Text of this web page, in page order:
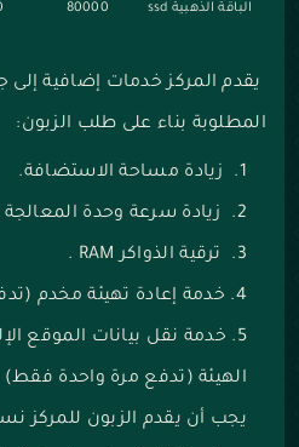
الباقة الذهبية ssd 80000
يقدم المركز خدمات إضافية إلى
المطلوبة بناء على طلب الزبون:
زيادة مساحة الاستضافة.
زيادة سرعة وحدة المعالجة
ترقية الذواكر RAM .
خدمة إعادة تهيئة مخدم
خدمة نقل بيانات الموقع
الهيئة (تدفع مرة واحدة
يجب أن يقدم الزبون للمركز